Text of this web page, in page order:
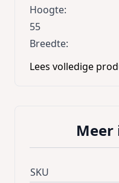
Hoogte:
55
Breedte:
12.1
Lees volledige
SKU